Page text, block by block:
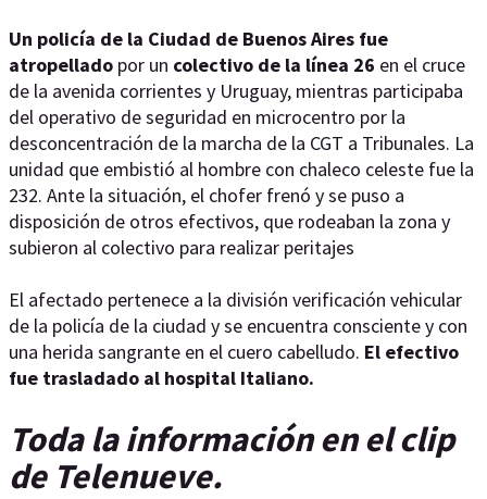
Un policía de la Ciudad de Buenos Aires fue
atropellado por un colectivo de la línea 26 en el cruce
de la avenida corrientes y Uruguay, mientras participaba
del operativo de seguridad en microcentro por la
desconcentración de la marcha de la CGT a Tribunales. La
unidad que embistió al hombre con chaleco celeste fue la
232. Ante la situación, el chofer frenó y se puso a
disposición de otros efectivos, que rodeaban la zona y
subieron al colectivo para realizar peritajes
El afectado pertenece a la división verificación vehicular
de la policía de la ciudad y se encuentra consciente y con
una herida sangrante en el cuero cabelludo. El efectivo
fue trasladado al hospital Italiano.
Toda la información en el clip
de Telenueve.